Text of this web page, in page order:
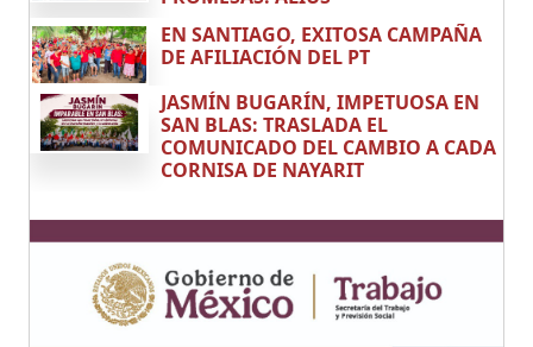
EN SANTIAGO, EXITOSA CAMPAÑA
DE AFILIACIÓN DEL PT
JASMÍN BUGARÍN, IMPETUOSA EN
SAN BLAS: TRASLADA EL
COMUNICADO DEL CAMBIO A CADA
CORNISA DE NAYARIT